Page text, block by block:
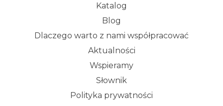
Katalog
Blog
Dlaczego warto z nami współpracować
Aktualności
Wspieramy
Słownik
Polityka prywatności